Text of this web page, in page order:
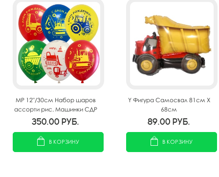
MP 12"/30см Набор шаров
ассорти рис. Машинки СДР
25шт
350.00 руб.
В КОРЗИНУ
Y Фигура Самосвал 81см Х
68см
89.00 руб.
В КОРЗИНУ